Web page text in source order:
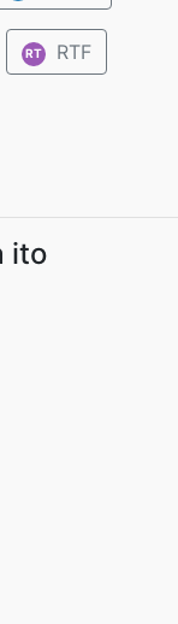
RT RTF
ito